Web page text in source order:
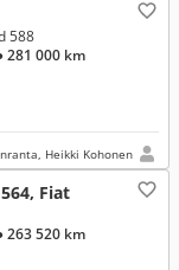
588
281 000 km
Heikki Kohonen
Fiat
263 520 km